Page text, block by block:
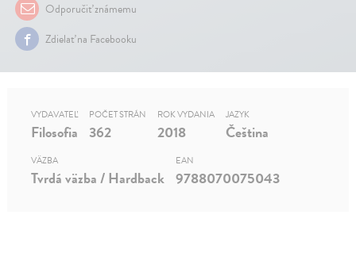
Odporučiť známemu
Zdielať na Facebooku
VYDAVATEĽ
Filosofia
POČET STRÁN
362
ROK VYDANIA
2018
JAZYK
Čeština
VÄZBA
Tvrdá väzba / Hardback
EAN
9788070075043